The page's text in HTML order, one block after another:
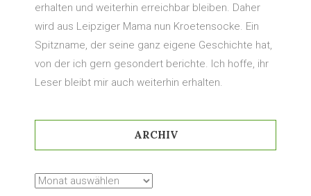
erhalten und weiterhin erreichbar bleiben. Daher
wird aus Leipziger Mama nun Kroetensocke. Ein
Spitzname, der seine ganz eigene Geschichte hat,
von der ich gern gesondert berichte. Ich hoffe, ihr
Leser bleibt mir auch weiterhin erhalten.
ARCHIV
Archiv